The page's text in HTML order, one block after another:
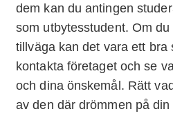
dem kan du antingen
som utbytesstudent. Om
tillväga kan det vara ett bra
kontakta företaget och se
och dina önskemål. Rätt
av den där drömmen på